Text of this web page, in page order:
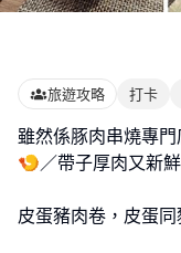
旅遊攻略 打卡
雖然係豚肉串燒專
🍤／帶子厚肉又新
皮蛋豬肉卷，皮蛋